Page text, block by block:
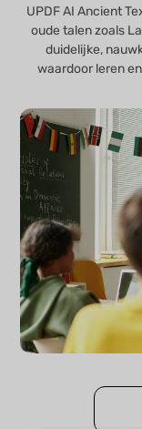
UPDF AI Ancient
oude talen zoals
duidelijke,
waardoor leren